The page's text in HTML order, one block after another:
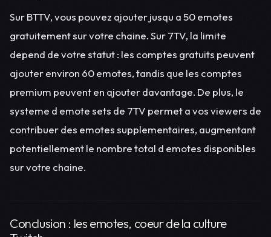
Sur BTTV, vous pouvez ajouter jusqu a 50 emotes
gratuitement sur votre chaine. Sur 7TV, la limite
depend de votre statut : les comptes gratuits peuvent
ajouter environ 60 emotes, tandis que les comptes
premium peuvent en ajouter davantage. De plus, le
systeme d emote sets de 7TV permet a vos viewers de
contribuer des emotes supplementaires, augmentant
potentiellement le nombre total d emotes disponibles
sur votre chaine.
Conclusion : les emotes, coeur de la culture